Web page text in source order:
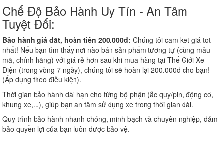
Chế Độ Bảo Hành Uy Tín - An Tâm
Tuyệt Đối:
Bảo hành giá đắt, hoàn tiền 200.000đ: Chúng tôi cam kết giá tốt
nhất! Nếu bạn tìm thấy nơi nào bán sản phẩm tương tự (cùng mẫu
mã, chính hãng) với giá rẻ hơn sau khi mua hàng tại Thế Giới Xe
Điện (trong vòng 7 ngày), chúng tôi sẽ hoàn lại 200.000đ cho bạn!
(Áp dụng theo điều kiện).
Thời gian bảo hành dài hạn cho từng bộ phận (ắc quy/pin, động cơ,
khung xe,...), giúp bạn an tâm sử dụng xe trong thời gian dài.
Quy trình bảo hành nhanh chóng, minh bạch và chuyên nghiệp, đảm
bảo quyền lợi của bạn luôn được bảo vệ.